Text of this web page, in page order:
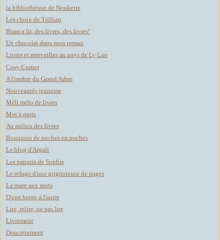
la bibliothèque de Noukette
Les choix de Trillian
Bianca lit, des livres, des livres!
Un chocolat dans mon roman
Livres et merveilles au pays de Ly Lan
Cosy Corner
A l'ombre du Grand Arbre
Nouveautés jeunesse
Méli mélo de livres
Mot à mots
Au milieu des livres
Bouquins de poches en poches
Le blog d'Argali
Les papotis de Sophie
Le refuge d'une grignoteuse de pages
La mare aux mots
D'une berge à l'autre
Lire, relire, ne pas lire
Livrement
Doucettement